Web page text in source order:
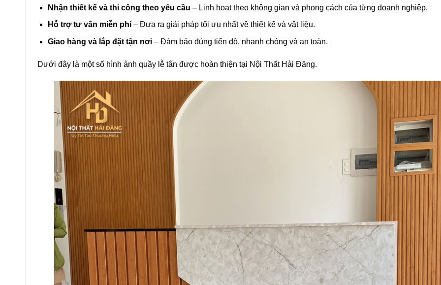
Nhận thiết kế và thi công theo yêu cầu – Linh hoạt theo không gian và phong cách của từng doanh nghiệp.
Hỗ trợ tư vấn miễn phí– Đưa ra giải pháp tối ưu nhất về thiết kế và vật liệu.
Giao hàng và lắp đặt tận nơi– Đảm bảo đúng tiến độ, nhanh chóng và an toàn.
Dưới đây là một số hình ảnh quầy lễ tân được hoàn thiện tại Nội Thất Hải Đăng.